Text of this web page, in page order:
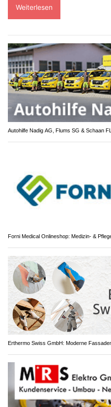
Weiterlesen
Autohilfe Nadig AG, Flums SG & Schaan
Forni Medical Onlineshop: Medizin- &
Erthermo Swiss GmbH: Moderne